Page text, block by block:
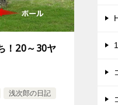
！20～30ヤ
浅次郎の日記